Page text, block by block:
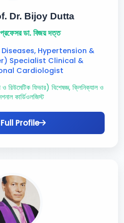
Dr. Bijoy Dutta
ডা. বিজয় দত্ত
Hypertension &
Specialist Clinical &
Cardiologist
রিউমেটিক ফিভার) বিশেষজ্ঞ, ক্লিনিক্যাল ও
কার্ডিওলজিস্ট
Profile